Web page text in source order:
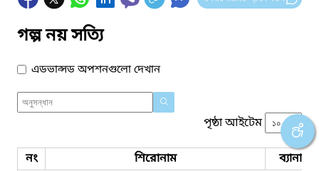
গল্প নয় সত্যি
এডভান্সড অপশনগুলো দেখান
পৃষ্ঠা আইটেম
নং শিরোনাম ব্যানার